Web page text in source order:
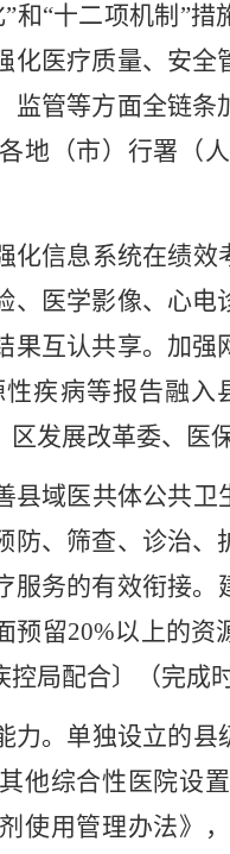
和“十二项机制”措
化医疗质量、安
监管等方面全链
地（市）行署（人
化信息系统在绩效
、医学影像、心
果互认共享。加
疾病等报告融入
区发展改革委、医
县域医共体公共卫
防、筛查、诊治
务的有效衔接。
预留20%以上的资
控局配合〕（完成
力。 单独设立的县
他综合性医院设
使用管理办法